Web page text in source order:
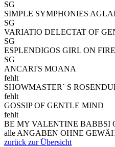
SG
SIMPLE SYMPHONIES
SG
VARIATIO DELECTAT OF
SG
ESPLENDIGOS GIRL ON FIRE
SG
ANCARI'S MOANA
fehlt
SHOWMASTER´ S
fehlt
GOSSIP OF GENTLE MIND
fehlt
BE MY VALENTINE BABBSI
alle ANGABEN OHNE
zurück zur Übersicht